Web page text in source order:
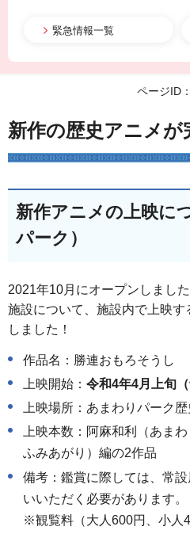
緊急情報一覧
ページID
新作の歴史アニメが
新作アニメの上映に
パーク）
2021年10月にオープンしまし
施設について、施設内で上映
しました！
作品名：勝連おもろそうし
上映開始： 令和4年4月上旬（
上映場所：あまわりパーク
上映本数：阿麻和利（あま
ふみあがり）編の2作品
備考：鑑賞に際しては、常
いいただく必要があります。
※観覧料（大人600円、小人